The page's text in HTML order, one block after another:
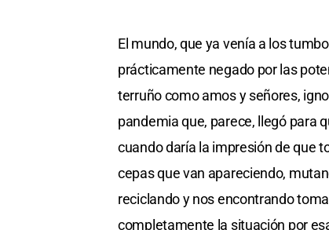
El mundo, que ya venía a los
prácticamente negado por las
terruño como amos y señores,
pandemia que, parece, llegó para
cuando daría la impresión de que
cepas que van apareciendo,
reciclando y nos encontrando
completamente la situación por